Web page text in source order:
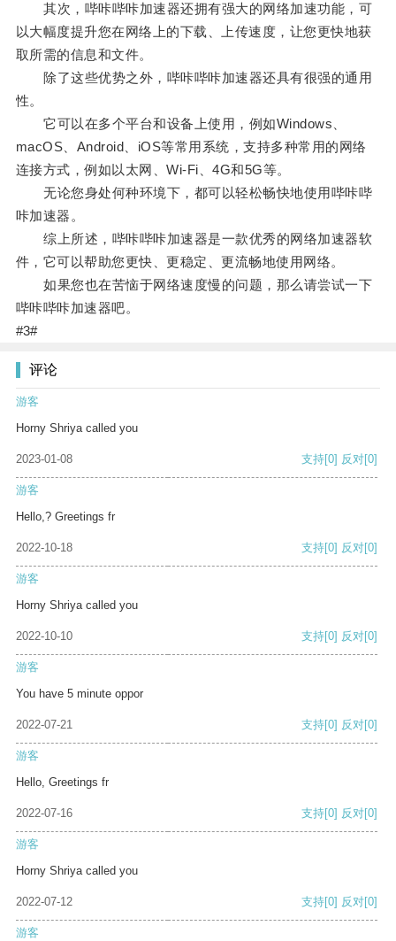
其次，哔咔哔咔加速器还拥有强大的网络加速功能，可
以大幅度提升您在网络上的下载、上传速度，让您更快地获
取所需的信息和文件。
除了这些优势之外，哔咔哔咔加速器还具有很强的通用
性。
它可以在多个平台和设备上使用，例如Windows、
macOS、Android、iOS等常用系统，支持多种常用的网络
连接方式，例如以太网、Wi-Fi、4G和5G等。
无论您身处何种环境下，都可以轻松畅快地使用哔咔哔
咔加速器。
综上所述，哔咔哔咔加速器是一款优秀的网络加速器软
件，它可以帮助您更快、更稳定、更流畅地使用网络。
如果您也在苦恼于网络速度慢的问题，那么请尝试一下
哔咔哔咔加速器吧。
#3#
评论
游客
Horny Shriya called you
2023-01-08 支持[0] 反对[0]
游客
Hello,? Greetings fr
2022-10-18 支持[0] 反对[0]
游客
Horny Shriya called you
2022-10-10 支持[0] 反对[0]
游客
You have 5 minute oppor
2022-07-21 支持[0] 反对[0]
游客
Hello, Greetings fr
2022-07-16 支持[0] 反对[0]
游客
Horny Shriya called you
2022-07-12 支持[0] 反对[0]
游客